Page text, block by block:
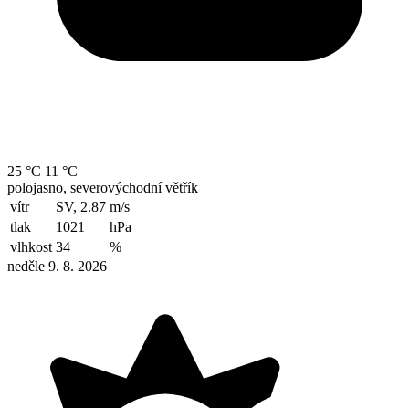
25 °C 11 °C
polojasno, severovýchodní větřík
vítr
SV, 2.87 m/s
tlak
1021
hPa
vlhkost 34
%
neděle 9. 8. 2026